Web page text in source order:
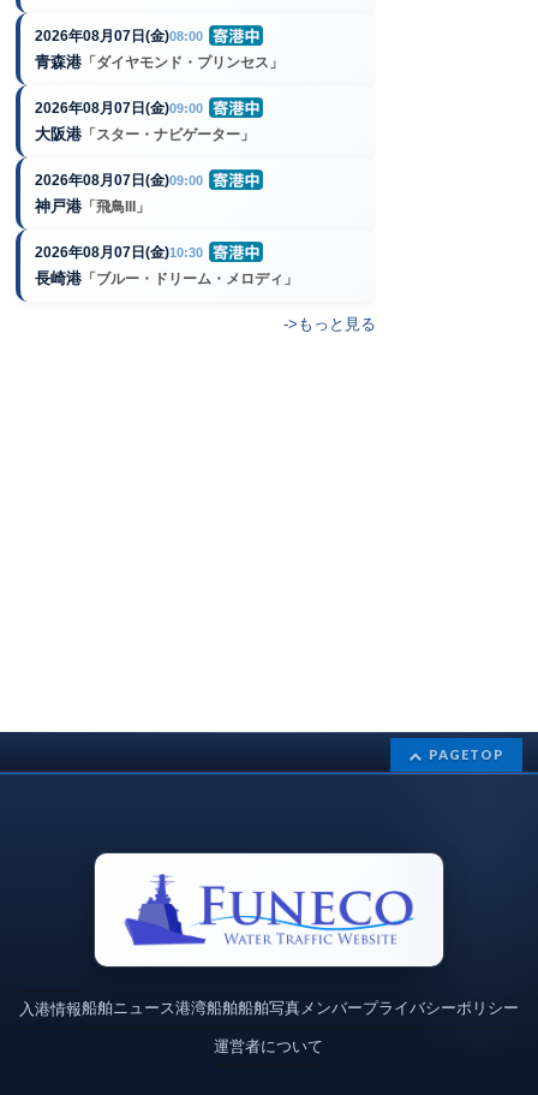
2026年08月07日(金)08:00
青森港 「ダイヤモンド・プリンセス」
2026年08月07日(金)09:00
大阪港 「スター・ナビゲーター」
2026年08月07日(金)09:00
神戸港 「飛鳥III」
2026年08月07日(金)10:30
長崎港 「ブルー・ドリーム・メロディ」
->もっと見る
PAGETOP
入港情報船舶ニュース港湾船舶船舶写真メンバープライバシーポリシー
運営者について